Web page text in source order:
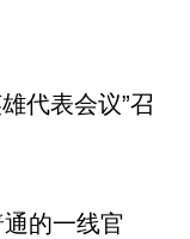
代表会议”召
的一线官